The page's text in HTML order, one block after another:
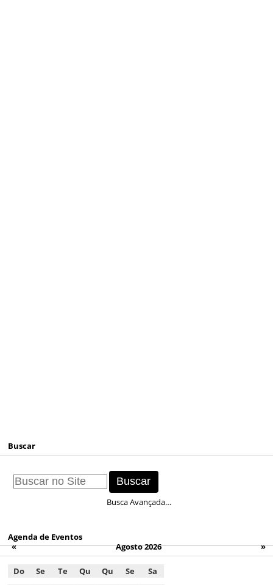
Buscar
Busca Avançada…
Agenda de Eventos
«
Agosto 2026 »
Do Se Te Qu Qu Se
Sa